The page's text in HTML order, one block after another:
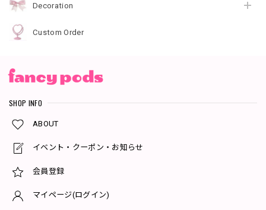
Decoration
Custom Order
SHOP INFO
ABOUT
イベント・クーポン・お知らせ
会員登録
マイページ(ログイン)